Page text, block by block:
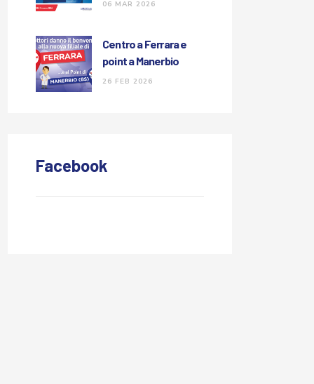
06 MAR 2026
Centro a Ferrara e
point a Manerbio
26 FEB 2026
Facebook